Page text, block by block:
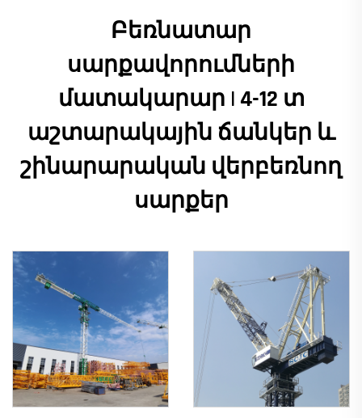
Բեռնատար
սարքավորումների
մատակարար | 4-12 տ
աշտարակային ճանկեր և
շինարարական վերբեռնող
սարքեր